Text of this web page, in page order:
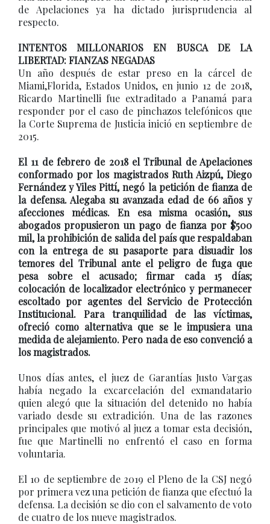
de Apelaciones ya ha dictado jurisprudencia al
respecto.
INTENTOS MILLONARIOS EN BUSCA DE LA
LIBERTAD: FIANZAS NEGADAS
Un año después de estar preso en la cárcel de
Miami,Florida, Estados Unidos, en junio 12 de 2018,
Ricardo Martinelli fue extraditado a Panamá para
responder por el caso de pinchazos telefónicos que
la Corte Suprema de Justicia inició en septiembre de
2015.
El 11 de febrero de 2018 el Tribunal de Apelaciones
conformado por los magistrados Ruth Aizpú, Diego
Fernández y Yiles Pittí, negó la petición de fianza de
la defensa. Alegaba su avanzada edad de 66 años y
afecciones médicas. En esa misma ocasión, sus
abogados propusieron un pago de fianza por $500
mil, la prohibición de salida del país que respaldaban
con la entrega de su pasaporte para disuadir los
temores del Tribunal ante el peligro de fuga que
pesa sobre el acusado; firmar cada 15 días;
colocación de localizador electrónico y permanecer
escoltado por agentes del Servicio de Protección
Institucional. Para tranquilidad de las víctimas,
ofreció como alternativa que se le impusiera una
medida de alejamiento. Pero nada de eso convenció a
los magistrados.
Unos días antes, el juez de Garantías Justo Vargas
había negado la excarcelación del exmandatario
quien alegó que la situación del detenido no había
variado desde su extradición. Una de las razones
principales que motivó al juez a tomar esta decisión,
fue que Martinelli no enfrentó el caso en forma
voluntaria.
El 10 de septiembre de 2019 el Pleno de la CSJ negó
por primera vez una petición de fianza que efectuó la
defensa. La decisión se dio con el salvamento de voto
de cuatro de los nueve magistrados.